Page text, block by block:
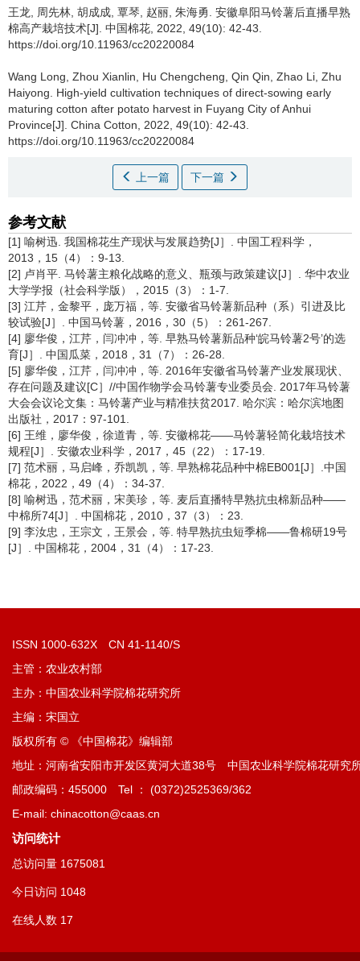
王龙, 周先林, 胡成成, 覃琴, 赵丽, 朱海勇. 安徽阜阳马铃薯后直播早熟
棉高产栽培技术[J]. 中国棉花, 2022, 49(10): 42-43.
https://doi.org/10.11963/cc20220084
Wang Long, Zhou Xianlin, Hu Chengcheng, Qin Qin, Zhao Li, Zhu
Haiyong. High-yield cultivation techniques of direct-sowing early
maturing cotton after potato harvest in Fuyang City of Anhui
Province[J]. China Cotton, 2022, 49(10): 42-43.
https://doi.org/10.11963/cc20220084
上一篇 下一篇
参考文献
[1] 喻树迅. 我国棉花生产现状与发展趋势[J］. 中国工程科学，
2013，15（4）：9-13.
[2] 卢肖平. 马铃薯主粮化战略的意义、瓶颈与政策建议[J］. 华中农业
大学学报（社会科学版），2015（3）：1-7.
[3] 江芹，金黎平，庞万福，等. 安徽省马铃薯新品种（系）引进及比
较试验[J］. 中国马铃薯，2016，30（5）：261-267.
[4] 廖华俊，江芹，闫冲冲，等. 早熟马铃薯新品种‘皖马铃薯2号’的选
育[J］. 中国瓜菜，2018，31（7）：26-28.
[5] 廖华俊，江芹，闫冲冲，等. 2016年安徽省马铃薯产业发展现状、
存在问题及建议[C］//中国作物学会马铃薯专业委员会. 2017年马铃薯
大会会议论文集：马铃薯产业与精准扶贫2017. 哈尔滨：哈尔滨地图
出版社，2017：97-101.
[6] 王维，廖华俊，徐道青，等. 安徽棉花——马铃薯轻简化栽培技术
规程[J］. 安徽农业科学，2017，45（22）：17-19.
[7] 范术丽，马启峰，乔凯凯，等. 早熟棉花品种中棉EB001[J］.中国
棉花，2022，49（4）：34-37.
[8] 喻树迅，范术丽，宋美珍，等. 麦后直播特早熟抗虫棉新品种——
中棉所74[J］. 中国棉花，2010，37（3）：23.
[9] 李汝忠，王宗文，王景会，等. 特早熟抗虫短季棉——鲁棉研19号
[J］. 中国棉花，2004，31（4）：17-23.
ISSN 1000-632X CN 41-1140/S
主管：农业农村部
主办：中国农业科学院棉花研究所
主编：宋国立
版权所有 © 《中国棉花》编辑部
地址：河南省安阳市开发区黄河大道38号 中国农业科学院棉花研究
邮政编码：455000 Tel ： (0372)2525369/362
E-mail: chinacotton@caas.cn
访问统计
总访问量 1675081
今日访问 1048
在线人数 17